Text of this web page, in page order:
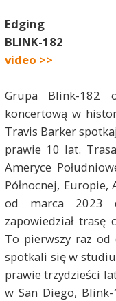
Edging
BLINK-182
video >>
Grupa Blink-182
koncertową w
Travis Barker
prawie 10 lat.
Ameryce
Północnej,
od marca 2023
zapowiedział trasę
To pierwszy raz
spotkali się w
prawie trzydzieści
w San Diego,